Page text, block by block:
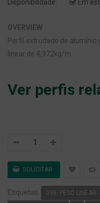
Disponibilidade:
Em
OVERVIEW
Perfil extrudado de alumínio
linear de 4,972kg/m.
Ver perfis
Etiquetas: 098- PESO LINEAR